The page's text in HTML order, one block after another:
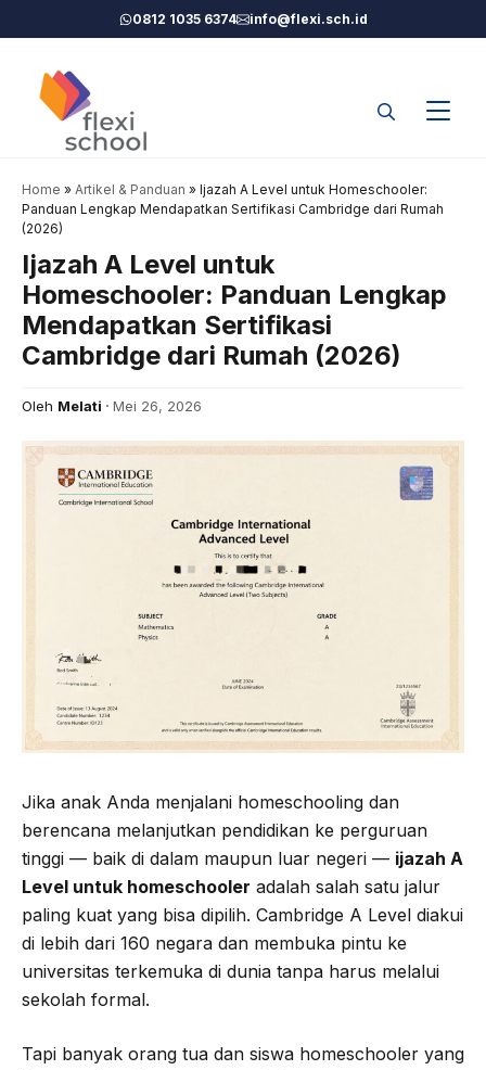
ke
0812 1035 6374 info@flexi.sch.id
Home » Artikel & Panduan » Ijazah A Level untuk Homeschooler:
Panduan Lengkap Mendapatkan Sertifikasi Cambridge dari Rumah
(2026)
Ijazah A Level untuk
Homeschooler: Panduan Lengkap
Mendapatkan Sertifikasi
Cambridge dari Rumah (2026)
Oleh Melati Mei 26, 2026
Jika anak Anda menjalani homeschooling dan
berencana melanjutkan pendidikan ke perguruan
tinggi — baik di dalam maupun luar negeri — ijazah A
Level untuk homeschooler adalah salah satu jalur
paling kuat yang bisa dipilih. Cambridge A Level diakui
di lebih dari 160 negara dan membuka pintu ke
universitas terkemuka di dunia tanpa harus melalui
sekolah formal.
Tapi banyak orang tua dan siswa homeschooler yang